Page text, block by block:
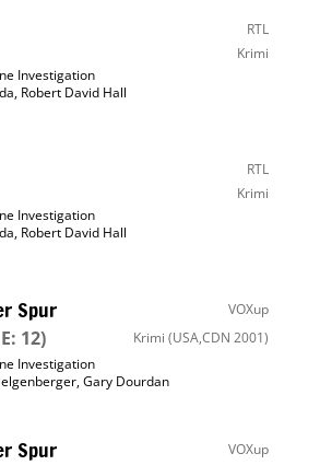
RTL
Krimi
Investigation
, Robert David Hall
RTL
Krimi
Investigation
, Robert David Hall
Spur VOXup
12) Krimi (USA,CDN 2001)
Investigation
,Gary Dourdan
Spur VOXup